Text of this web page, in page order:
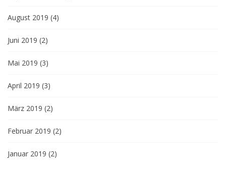
August 2019 (4)
Juni 2019 (2)
Mai 2019 (3)
April 2019 (3)
März 2019 (2)
Februar 2019 (2)
Januar 2019 (2)